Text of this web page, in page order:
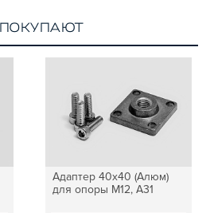
Адаптер 40х40 (Алюм)
для опоры М12, A31